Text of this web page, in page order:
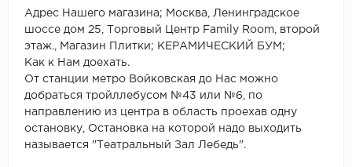
Адрес Нашего магазина; Москва, Ленинградское
шоссе дом 25, Торговый Центр Family Room, второй
этаж., Магазин Плитки; КЕРАМИЧЕСКИЙ БУМ;
Как к Нам доехать.
От станции метро Войковская до Нас можно
добраться тройллебусом №43 или №6, по
направлению из центра в область проехав одну
остановку, Остановка на которой надо выходить
называется "Театральный Зал Лебедь".